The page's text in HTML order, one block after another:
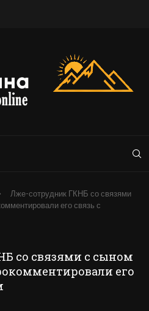
Лже-сотрудник ГКНБ со связями
его связь с
со связями с сыном
его